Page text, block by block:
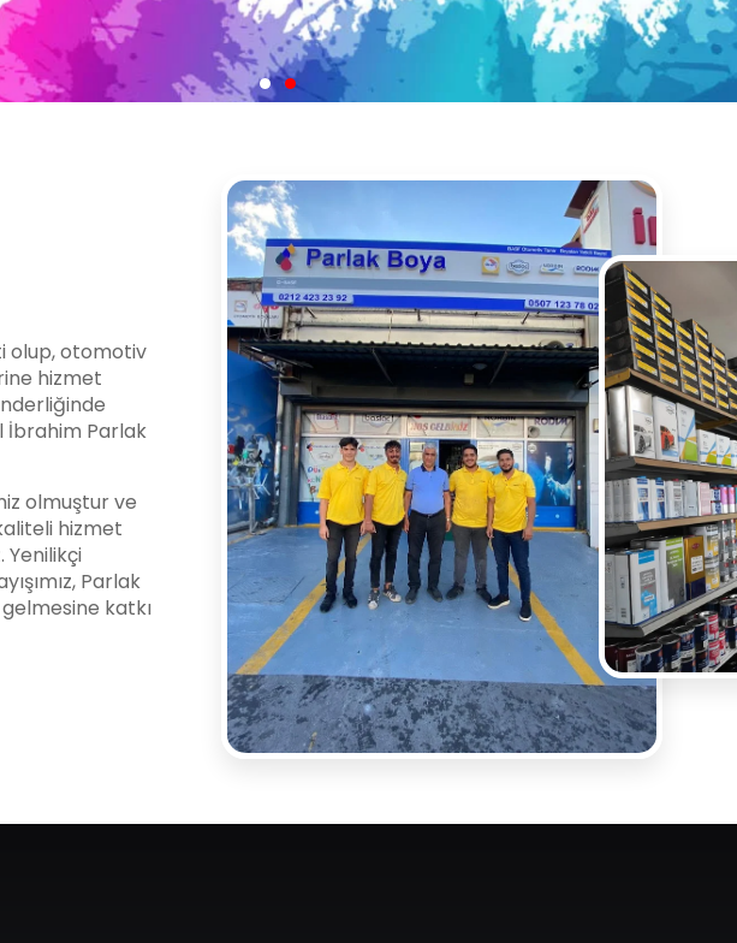
olup, otomotiv
hizmet
İbrahim Parlak
olmuştur ve
hizmet
Yenilikçi
Parlak
katkı